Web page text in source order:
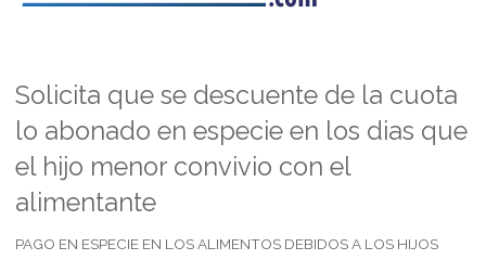
Solicita que se descuente de la cuota
lo abonado en especie en los dias que
el hijo menor convivio con el
alimentante
PAGO EN ESPECIE EN LOS ALIMENTOS DEBIDOS A LOS HIJOS